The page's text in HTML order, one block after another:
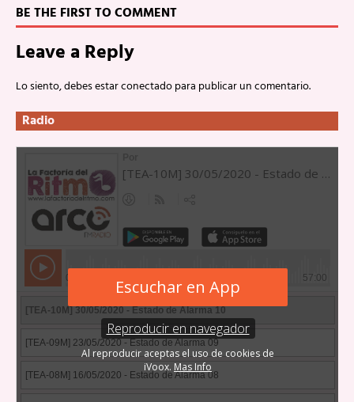
BE THE FIRST TO COMMENT
Leave a Reply
Lo siento, debes estarconectadopara publicar un comentario.
Radio